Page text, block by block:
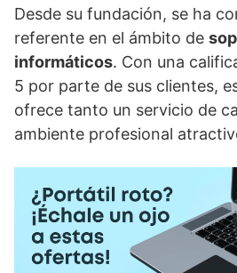
Desde su fundación, se ha
referente en el ámbito de
informáticos. Con una
5 por parte de sus clientes,
ofrece tanto un servicio de
ambiente profesional